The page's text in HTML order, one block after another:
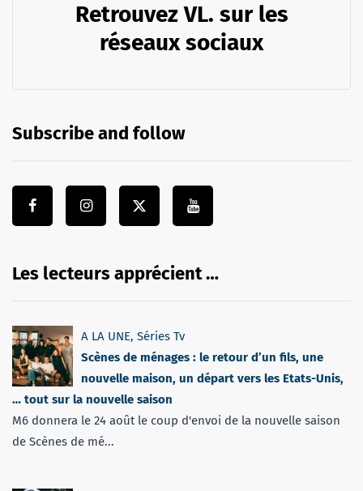
Retrouvez VL. sur les
réseaux sociaux
Subscribe and follow
Les lecteurs apprécient …
A LA UNE, Séries Tv
Scènes de ménages : le retour d’un fils, une
nouvelle maison, un départ vers les Etats-Unis,
… tout sur la nouvelle saison
M6 donnera le 24 août le coup d'envoi de la nouvelle saison
de Scènes de mé...